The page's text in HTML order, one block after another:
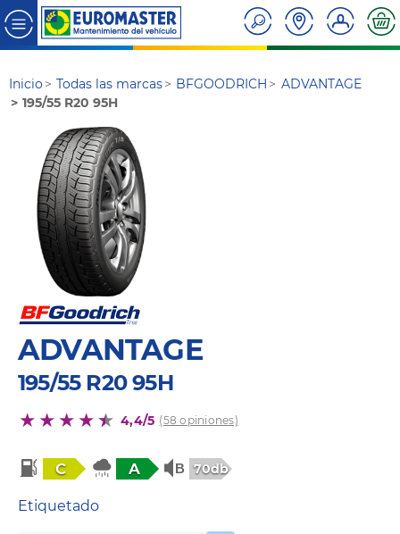
Inicio Todas las marcas BFGOODRICH
ADVANTAGE
195/55 R20 95H
ADVANTAGE
195/55 R20 95H
4,4/5 (58 opiniones)
C A 70db
Etiquetado